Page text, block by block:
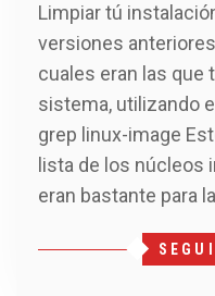
Limpiar tú
versiones
cuales eran las que
sistema, utilizando
grep linux-image
lista de los núcleos
eran bastante para